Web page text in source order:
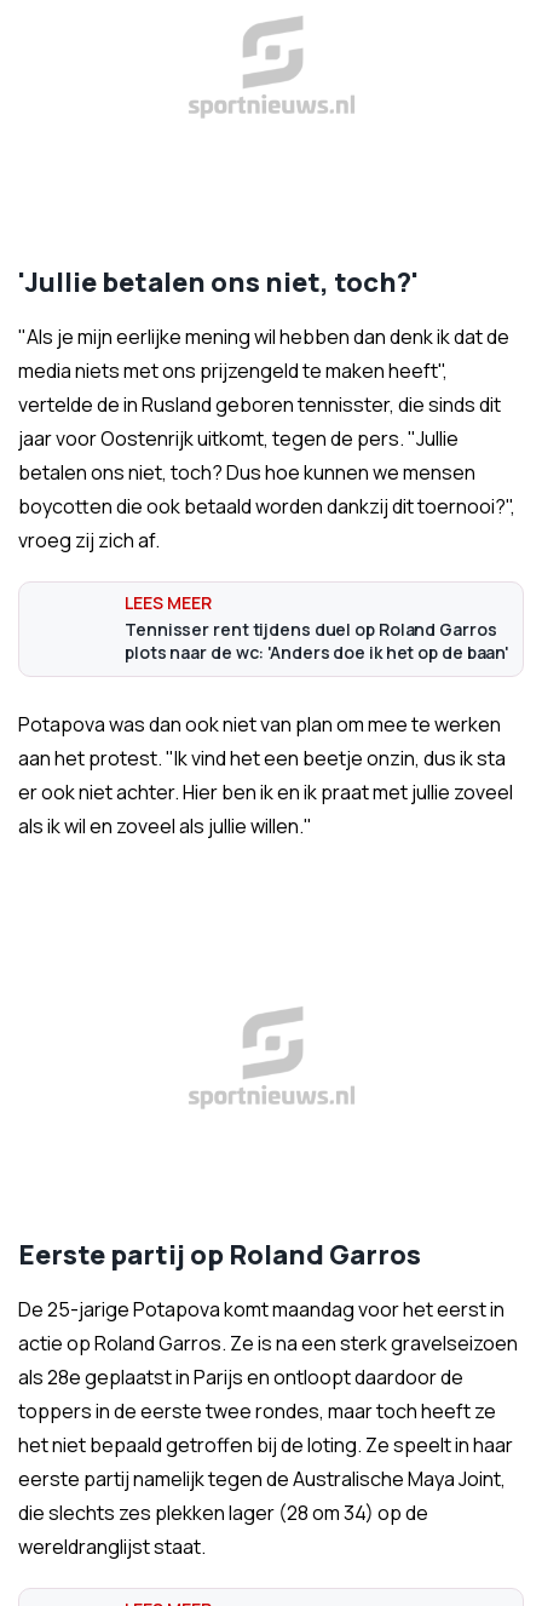
'Jullie betalen ons niet, toch?'
"Als je mijn eerlijke mening wil hebben dan denk ik dat de
media niets met ons prijzengeld te maken heeft",
vertelde de in Rusland geboren tennisster, die sinds dit
jaar voor Oostenrijk uitkomt, tegen de pers. "Jullie
betalen ons niet, toch? Dus hoe kunnen we mensen
boycotten die ook betaald worden dankzij dit toernooi?",
vroeg zij zich af.
Tennisser rent tijdens duel op Roland Garros
plots naar de wc: 'Anders doe ik het op de baan'
Potapova was dan ook niet van plan om mee te werken
aan het protest. "Ik vind het een beetje onzin, dus ik sta
er ook niet achter. Hier ben ik en ik praat met jullie zoveel
als ik wil en zoveel als jullie willen."
Eerste partij op Roland Garros
De 25-jarige Potapova komt maandag voor het eerst in
actie op Roland Garros. Ze is na een sterk gravelseizoen
als 28e geplaatst in Parijs en ontloopt daardoor de
toppers in de eerste twee rondes, maar toch heeft ze
het niet bepaald getroffen bij de loting. Ze speelt in haar
eerste partij namelijk tegen de Australische Maya Joint,
die slechts zes plekken lager (28 om 34) op de
wereldranglijst staat.